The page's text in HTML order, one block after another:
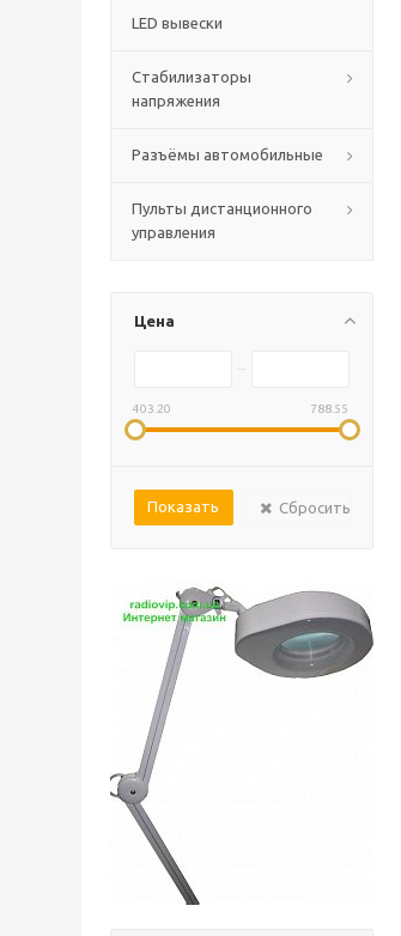
LED вывески
Стабилизаторы
напряжения
Разъёмы автомобильные
Пульты дистанционного
управления
Цена
403.20 788.55
Сбросить